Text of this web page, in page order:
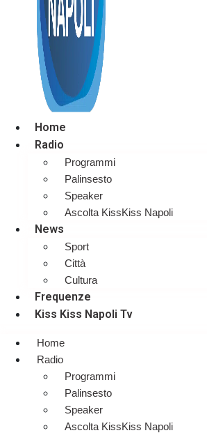
Home
Radio
Programmi
Palinsesto
Speaker
Ascolta KissKiss Napoli
News
Sport
Città
Cultura
Frequenze
Kiss Kiss Napoli Tv
Home
Radio
Programmi
Palinsesto
Speaker
Ascolta KissKiss Napoli